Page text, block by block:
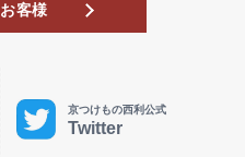
客様
京つけもの西利公式
Twitter